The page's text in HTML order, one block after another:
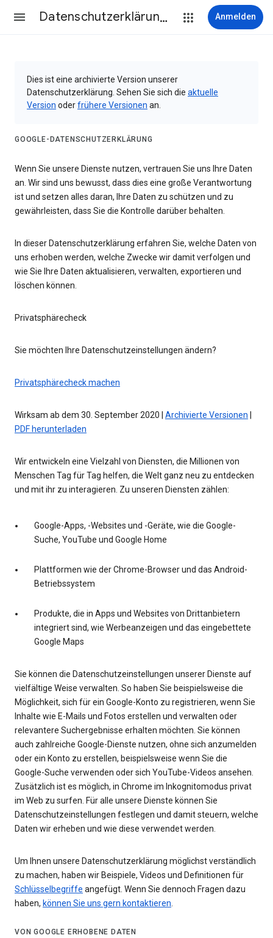
Datenschutzerklärung & Nutzungsbedingungen Anmelden
Dies ist eine archivierte Version unserer
Datenschutzerklärung. Sehen Sie sich die aktuelle
Version oderfrühere Versionen an.
GOOGLE-DATENSCHUTZERKLÄRUNG
Wenn Sie unsere Dienste nutzen, vertrauen Sie uns Ihre Daten
an. Wir sind uns bewusst, dass dies eine große Verantwortung
ist und setzen alles daran, Ihre Daten zu schützen und zu
gewährleisten, dass Sie die Kontrolle darüber behalten.
In dieser Datenschutzerklärung erfahren Sie, welche Daten von
uns erhoben werden, welche Zwecke wir damit verfolgen und
wie Sie Ihre Daten aktualisieren, verwalten, exportieren und
löschen können.
Privatsphärecheck
Sie möchten Ihre Datenschutzeinstellungen ändern?
Privatsphärecheck machen
Wirksam ab dem 30. September 2020 | Archivierte Versionen
PDF herunterladen
Wir entwickeln eine Vielzahl von Diensten, die Millionen von
Menschen Tag für Tag helfen, die Welt ganz neu zu entdecken
und mit ihr zu interagieren. Zu unseren Diensten zählen:
Google-Apps, -Websites und -Geräte, wie die Google-
Suche, YouTube und Google Home
Plattformen wie der Chrome-Browser und das Android-
Betriebssystem
Produkte, die in Apps und Websites von Drittanbietern
integriert sind, wie Werbeanzeigen und das eingebettete
Google Maps
Sie können die Datenschutzeinstellungen unserer Dienste auf
vielfältige Weise verwalten. So haben Sie beispielsweise die
Möglichkeit, sich für ein Google-Konto zu registrieren, wenn Sie
Inhalte wie E-Mails und Fotos erstellen und verwalten oder
relevantere Suchergebnisse erhalten möchten. Sie können
auch zahlreiche Google-Dienste nutzen, ohne sich anzumelden
oder ein Konto zu erstellen, beispielsweise wenn Sie die
Google-Suche verwenden oder sich YouTube-Videos ansehen.
Zusätzlich ist es möglich, in Chrome im Inkognitomodus privat
im Web zu surfen. Für alle unsere Dienste können Sie
Datenschutzeinstellungen festlegen und damit steuern, welche
Daten wir erheben und wie diese verwendet werden.
Um Ihnen unsere Datenschutzerklärung möglichst verständlich
zu machen, haben wir Beispiele, Videos und Definitionen für
Schlüsselbegriffe angefügt. Wenn Sie dennoch Fragen dazu
haben, können Sie uns gern kontaktieren.
VON GOOGLE ERHOBENE DATEN